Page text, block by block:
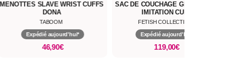
MENOTTES SLAVE WRIST CUFFS
DONA
TABOOM
Expédié aujourd'hui*
46,90€
SAC DE COUCHAGE GIGOTEUSE
IMITATION CUIR
FETISH COLLECTION
Expédié aujourd'hui*
119,00€